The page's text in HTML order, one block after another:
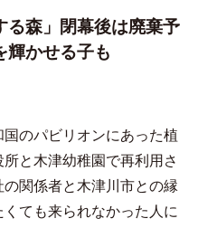
る森」閉幕後は廃棄予
かせる子も
のパビリオンにあった植
と木津幼稚園で再利用さ
関係者と木津川市との縁
ても来られなかった人に